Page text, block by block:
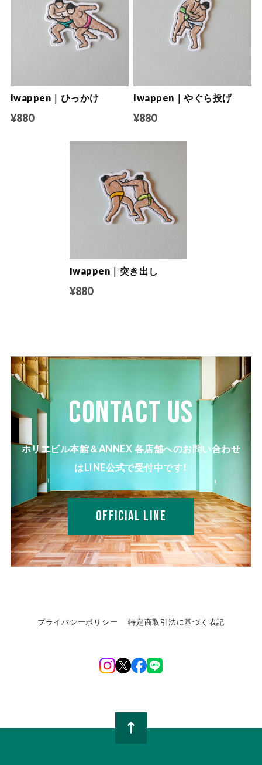
Iwappen｜ひっかけ
¥880
Iwappen｜やぐら投げ
¥880
Iwappen｜突き出し
¥880
CONTACT US
ホリエビル本館＆ANNEX 各店舗へのお問い合わせ
はLINE公式で受付中です！
OFFICIAL LINE
プライバシーポリシー 特定商取引法に基づく表記